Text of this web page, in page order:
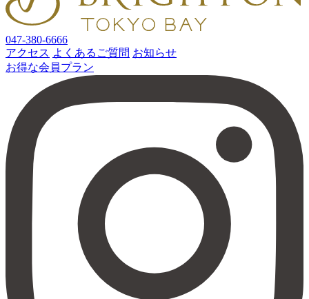
047-380-6666
アクセス よくあるご質問 お知らせ
お得な会員プラン